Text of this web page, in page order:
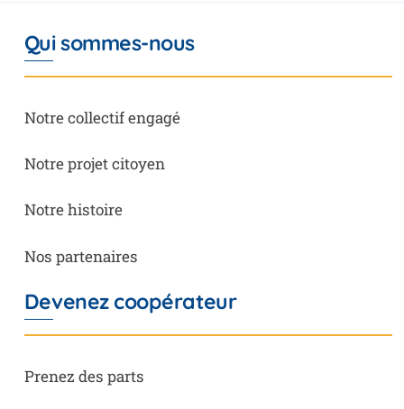
Qui sommes-nous
Notre collectif engagé
Notre projet citoyen
Notre histoire
Nos partenaires
Devenez coopérateur
Prenez des parts